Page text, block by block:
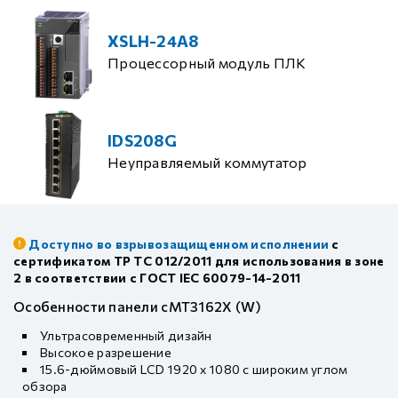
XSLH-24A8
Процессорный модуль ПЛК
IDS208G
Неуправляемый коммутатор
Доступно во взрывозащищенном исполнении с
сертификатом ТР ТС 012/2011 для использования в зоне
2 в соответствии с ГОСТ IEC 60079-14-2011
Особенности панели cMT3162X (W)
Ультрасовременный дизайн
Высокое разрешение
15.6-дюймовый LCD 1920 x 1080 с широким углом
обзора